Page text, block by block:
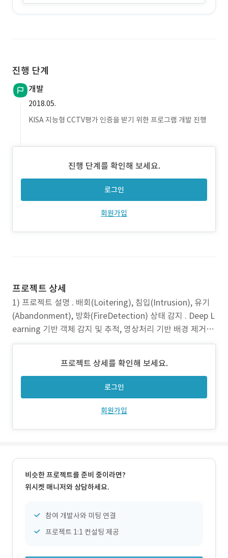
진행 단계
개발
2018.05.
KISA 지능형 CCTV평가 인증을 받기 위한 프로그램 개발 진행
진행 단계를 확인해 보세요.
로그인
회원가입
프로젝트 상세
1) 프로젝트 설명 . 배회(Loitering), 침입(Intrusion), 유기
(Abandonment), 방화(FireDetection) 상태 감지 . Deep L
earning 기반 객체 감지 및 추적, 영상처리 기반 배경 제거 알
고리즘 구현 . 감지된 객체 기반 이벤트 감지 알고리즘 구현
프로젝트 상세를 확인해 보세요.
로그인
회원가입
비슷한 프로젝트를 준비 중이라면?
위시켓 매니저와 상담하세요.
참여 개발사와 미팅 연결
프로젝트 1:1 컨설팅 제공